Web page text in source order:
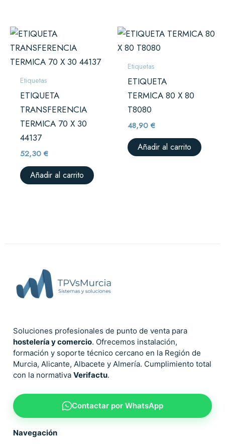
Etiquetas
ETIQUETA
TRANSFERENCIA
TERMICA 70 X 30
44137
52,30€
Añadir al carrito
Etiquetas
ETIQUETA
TERMICA 80 X 80
T8080
48,90€
Añadir al carrito
Soluciones profesionales de punto de venta para
hostelería y comercio. Ofrecemos instalación,
formación y soporte técnico cercano en la Región de
Murcia, Alicante, Albacete y Almería. Cumplimiento total
con la normativa Verifactu.
Contactar por WhatsApp
Navegación